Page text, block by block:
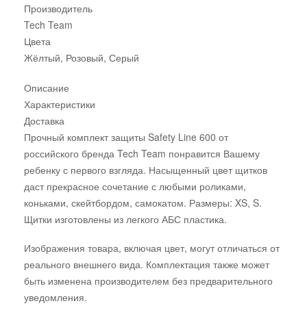
Производитель
Tech Team
Цвета
Жёлтый, Розовый, Серый
Описание
Характеристики
Доставка
Прочный комплект защиты Safety Line 600 от
российского бренда Tech Team понравится Вашему
ребенку с первого взгляда. Насыщенный цвет щитков
даст прекрасное сочетание с любыми роликами,
коньками, скейтбордом, самокатом. Размеры: XS, S.
Щитки изготовлены из легкого АБС пластика.
Изображения товара, включая цвет, могут отличаться от
реального внешнего вида. Комплектация также может
быть изменена производителем без предварительного
уведомления.